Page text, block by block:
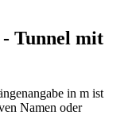
Tunnel mit
in m ist
Namen oder